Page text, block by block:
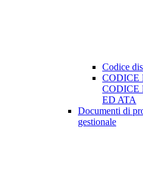
Codice
CODICE
CODICE
ED ATA
Documenti di
gestionale